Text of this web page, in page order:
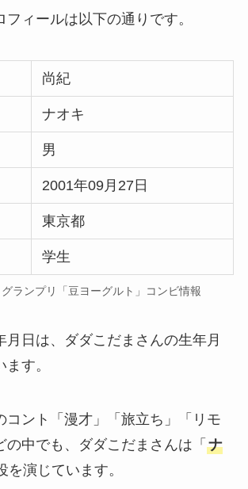
フィールは以下の通りです。
尚紀
ナオキ
男
2001年09月27日
東京都
学生
ランプリ「豆ヨーグルト」コンビ情報
月日は、ダダこだまさんの生年月
す。
コント「漫才」「旅立ち」「リモ
の中でも、ダダこだまさんは「 ナ
を演じています。